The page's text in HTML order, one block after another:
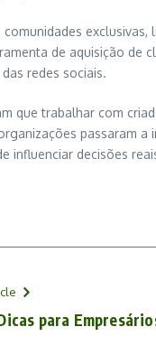
de aquisição de
redes sociais.
que trabalhar com
passaram
influenciar decisões
para